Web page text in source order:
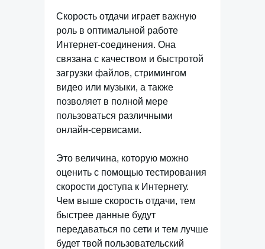
Скорость отдачи играет важную
роль в оптимальной работе
Интернет-соединения. Она
связана с качеством и быстротой
загрузки файлов, стримингом
видео или музыки, а также
позволяет в полной мере
пользоваться различными
онлайн-сервисами.
Это величина, которую можно
оценить с помощью тестирования
скорости доступа к Интернету.
Чем выше скорость отдачи, тем
быстрее данные будут
передаваться по сети и тем лучше
будет твой пользовательский